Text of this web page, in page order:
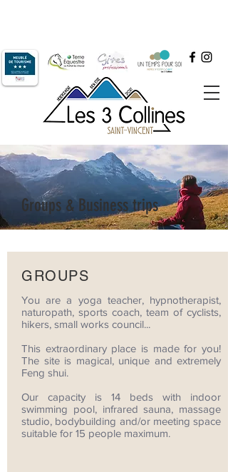
Groups & Business trips
GROUPS
You are a yoga teacher, hypnotherapist,
naturopath, sports coach, team of cyclists,
hikers, small works council...
This extraordinary place is made for you!
The site is magical, unique and extremely
Feng shui.
Our capacity is 14 beds with indoor
swimming pool, infrared sauna, massage
studio, bodybuilding and/or meeting space
suitable for 15 people maximum.